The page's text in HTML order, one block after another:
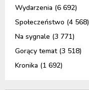
Wydarzenia (6 692)
Społeczeństwo (4 568)
Na sygnale (3 771)
Gorący temat(3 518)
Kronika (1 692)